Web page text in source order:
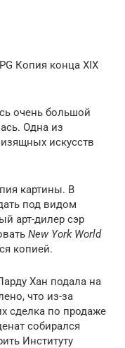
Копия конца XIX
очень большой
Одна из
искусств
картины. В
под видом
арт-дилер сэр
New York World
копией.
Хан подала на
что из-за
сделка по продаже
собирался
Институту